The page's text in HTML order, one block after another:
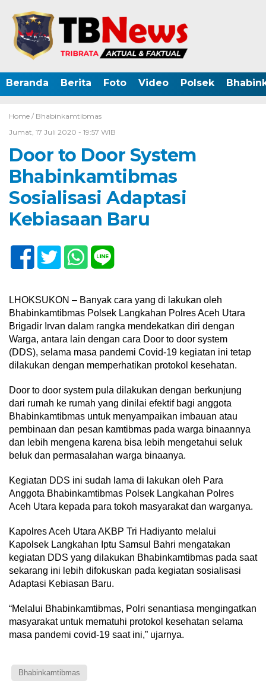
Beranda Berita Foto Video Polsek
Home / Bhabinkamtibmas
Jumat, 17 Juli 2020 - 19:57 WIB
Door to Door System
Bhabinkamtibmas
Sosialisasi Adaptasi
Kebiasaan Baru
LHOKSUKON – Banyak cara yang di lakukan oleh
Bhabinkamtibmas Polsek Langkahan Polres Aceh Utara
Brigadir Irvan dalam rangka mendekatkan diri dengan
Warga, antara lain dengan cara Door to door system
(DDS), selama masa pandemi Covid-19 kegiatan ini tetap
dilakukan dengan memperhatikan protokol kesehatan.
Door to door system pula dilakukan dengan berkunjung
dari rumah ke rumah yang dinilai efektif bagi anggota
Bhabinkamtibmas untuk menyampaikan imbauan atau
pembinaan dan pesan kamtibmas pada warga binaannya
dan lebih mengena karena bisa lebih mengetahui seluk
beluk dan permasalahan warga binaanya.
Kegiatan DDS ini sudah lama di lakukan oleh Para
Anggota Bhabinkamtibmas Polsek Langkahan Polres
Aceh Utara kepada para tokoh masyarakat dan warganya.
Kapolres Aceh Utara AKBP Tri Hadiyanto melalui
Kapolsek Langkahan Iptu Samsul Bahri mengatakan
kegiatan DDS yang dilakukan Bhabinkamtibmas pada saat
sekarang ini lebih difokuskan pada kegiatan sosialisasi
Adaptasi Kebiasan Baru.
“Melalui Bhabinkamtibmas, Polri senantiasa mengingatkan
masyarakat untuk mematuhi protokol kesehatan selama
masa pandemi covid-19 saat ini,” ujarnya.
Bhabinkamtibmas